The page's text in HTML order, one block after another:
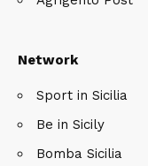
Network
Sport in Sicilia
Be in Sicily
Bomba Sicilia